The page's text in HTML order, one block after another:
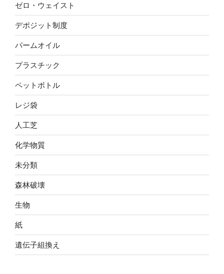
ゼロ・ウェイスト
デポジット制度
パームオイル
プラスチック
ペットボトル
レジ袋
人工芝
化学物質
未分類
森林破壊
生物
紙
遺伝子組換え